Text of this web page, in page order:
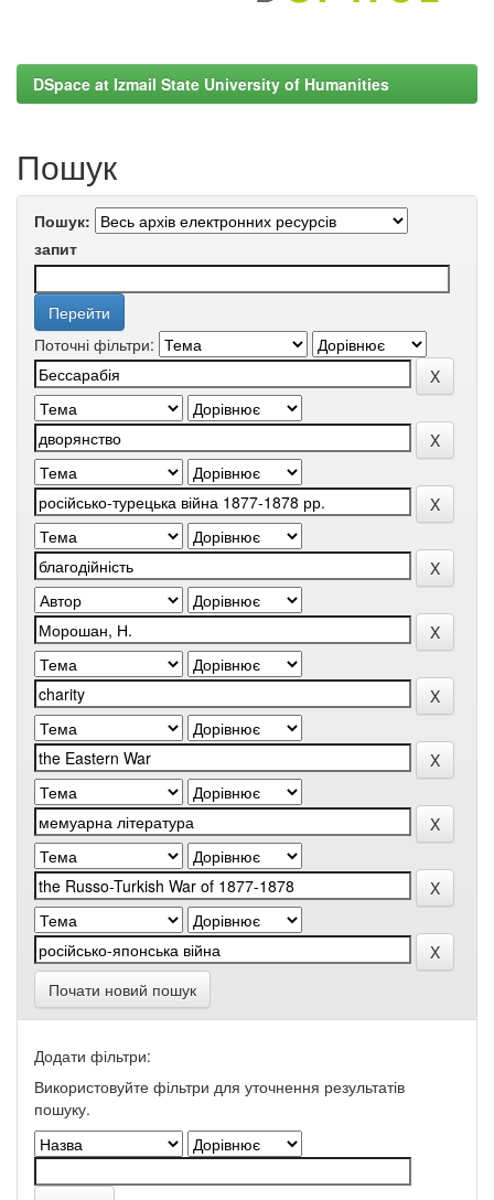
DSpace at Izmail State University of Humanities
Пошук
Пошук:
запит
Поточні фільтри:
Почати новий пошук
Додати фільтри:
Використовуйте фільтри для уточнення результатів
пошуку.